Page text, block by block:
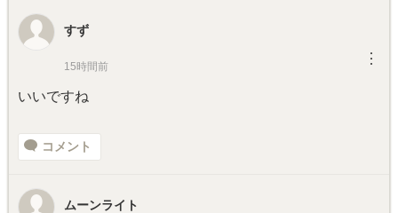
すず
15時間前 ︙
いいですね
コメント
ムーンライト